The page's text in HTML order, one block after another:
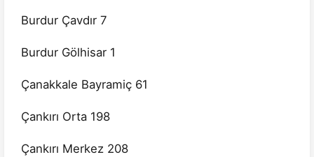
Burdur Çavdır 7
Burdur Gölhisar 1
Çanakkale Bayramiç 61
Çankırı Orta 198
Çankırı Merkez 208